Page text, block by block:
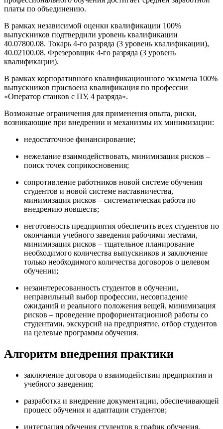
платы по объединению.
В рамках независимой оценки квалификации 100%
выпускников подтвердили уровень квалификации
40.07800.08. Токарь 4-го разряда (3 уровень квалификации),
40.02100.08. Фрезеровщик 4-го разряда (3 уровень
квалификации).
В рамках корпоративного квалификационного экзамена 100%
выпускников присвоена квалификация по профессии
«Оператор станков с ПУ, 4 разряда».
Возможные ограничения для применения опыта, риски,
возникающие при внедрении и механизмы их минимизации:
недостаточное финансирование;
нежелание взаимодействовать, минимизация рисков –
поиск точек соприкосновения;
сопротивление работников новой системе обучения
студентов и новой системе наставничества,
минимизация рисков – систематическая работа по
внедрению новшеств;
неготовность предприятия обеспечить всех студентов по
окончании учебного заведения рабочими местами,
минимизация рисков – тщательное планирование
необходимого количества выпускников и заключение
только необходимого количества договоров о целевом
обучении;
незаинтересованность студентов в обучении,
неправильный выбор профессии, несовпадение
ожиданий и реального положения вещей, минимизация
рисков – проведение профориентационной работы со
студентами, экскурсий на предприятие, отбор студентов
на целевые программы обучения.
Алгоритм внедрения практики
заключение договора о взаимодействии предприятия и
учебного заведения;
разработка и внедрение документации, обеспечивающей
процесс обучения и адаптации студентов;
интеграция обучения студентов в график обучения,